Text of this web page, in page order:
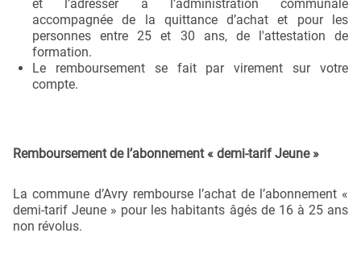
et l’adresser à l’administration communale
accompagnée de la quittance d’achat et pour les
personnes entre 25 et 30 ans, de l'attestation de
formation.
Le remboursement se fait par virement sur votre
compte.
Remboursement de l’abonnement « demi-tarif Jeune »
La commune d’Avry rembourse l’achat de l’abonnement «
demi-tarif Jeune » pour les habitants âgés de 16 à 25 ans
non révolus.